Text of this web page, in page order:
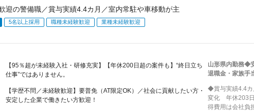
迎の警備職／賞与実績4.4カ月／室内常駐や車移動が主
5名以上採用 職種未経験歓迎 業種未経験歓迎
【95％超が未経験入社・研修充実】【年休200日超の案件も】“終日立ち
仕事”ではありません。
【学歴不問／未経験歓迎】要普免（AT限定OK）／社会に貢献したい方・
安定した企業で働きたい方歓迎！
山形県内勤務◆
退職金・家族手
◆賞与実績4.4カ
変化 年休203
得費用は会社負